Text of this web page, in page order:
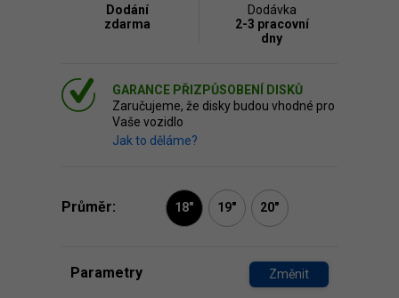
Dodání
zdarma
Dodávka
2-3 pracovní
dny
GARANCE PŘIZPŮSOBENÍ DISKŮ
Zaručujeme, že disky budou vhodné pro
Vaše vozidlo
Jak to děláme?
Průměr: 18" 19" 20"
Parametry Změnit